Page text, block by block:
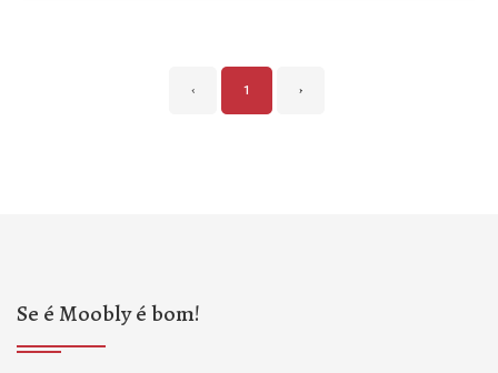
‹ 1 ›
Se é Moobly é bom!